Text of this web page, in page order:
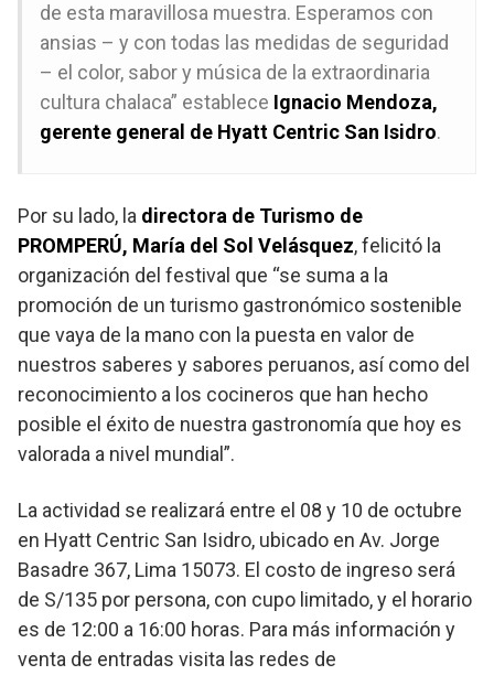
de esta maravillosa muestra. Esperamos con
ansias – y con todas las medidas de seguridad
– el color, sabor y música de la extraordinaria
cultura chalaca” establece Ignacio Mendoza,
gerente general de Hyatt Centric San Isidro.
Por su lado, la directora de Turismo de
PROMPERÚ, María del Sol Velásquez, felicitó la
organización del festival que “se suma a la
promoción de un turismo gastronómico sostenible
que vaya de la mano con la puesta en valor de
nuestros saberes y sabores peruanos, así como del
reconocimiento a los cocineros que han hecho
posible el éxito de nuestra gastronomía que hoy es
valorada a nivel mundial”.
La actividad se realizará entre el 08 y 10 de octubre
en Hyatt Centric San Isidro, ubicado en Av. Jorge
Basadre 367, Lima 15073. El costo de ingreso será
de S/135 por persona, con cupo limitado, y el horario
es de 12:00 a 16:00 horas. Para más información y
venta de entradas visita las redes de